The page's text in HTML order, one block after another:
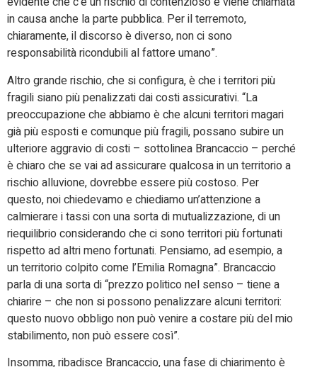
in causa anche la parte pubblica. Per il terremoto,
chiaramente, il discorso è diverso, non ci sono
responsabilità ricondubili al fattore umano”.
Altro grande rischio, che si configura, è che i territori più
fragili siano più penalizzati dai costi assicurativi. “La
preoccupazione che abbiamo è che alcuni territori magari
già più esposti e comunque più fragili, possano subire un
ulteriore aggravio di costi – sottolinea Brancaccio – perché
è chiaro che se vai ad assicurare qualcosa in un territorio a
rischio alluvione, dovrebbe essere più costoso. Per
questo, noi chiedevamo e chiediamo un’attenzione a
calmierare i tassi con una sorta di mutualizzazione, di un
riequilibrio considerando che ci sono territori più fortunati
rispetto ad altri meno fortunati. Pensiamo, ad esempio, a
un territorio colpito come l’Emilia Romagna”. Brancaccio
parla di una sorta di “prezzo politico nel senso – tiene a
chiarire – che non si possono penalizzare alcuni territori:
questo nuovo obbligo non può venire a costare più del mio
stabilimento, non può essere così”.
Insomma, ribadisce Brancaccio, una fase di chiarimento è